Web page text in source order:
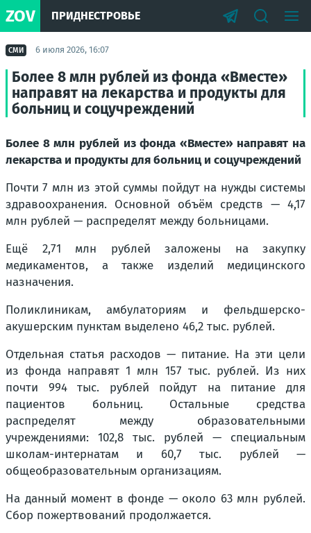
ZOV ПРИДНЕСТРОВЬЕ
СМИ 6 июля 2026, 16:07
Более 8 млн рублей из фонда «Вместе»
направят на лекарства и продукты для
больниц и соцучреждений
Более 8 млн рублей из фонда «Вместе» направят на
лекарства и продукты для больниц и соцучреждений
Почти 7 млн из этой суммы пойдут на нужды системы
здравоохранения. Основной объём средств — 4,17
млн рублей — распределят между больницами.
Ещё 2,71 млн рублей заложены на закупку
медикаментов, а также изделий медицинского
назначения.
Поликлиникам, амбулаториям и фельдшерско-
акушерским пунктам выделено 46,2 тыс. рублей.
Отдельная статья расходов — питание. На эти цели
из фонда направят 1 млн 157 тыс. рублей. Из них
почти 994 тыс. рублей пойдут на питание для
пациентов больниц. Остальные средства
распределят между образовательными
учреждениями: 102,8 тыс. рублей — специальным
школам-интернатам и 60,7 тыс. рублей —
общеобразовательным организациям.
На данный момент в фонде — около 63 млн рублей.
Сбор пожертвований продолжается.